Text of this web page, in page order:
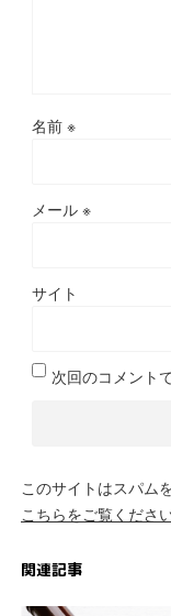
名前 ※
メール ※
サイト
次回のコメント
このサイトはスパム
こちらをご覧くださ
関連記事